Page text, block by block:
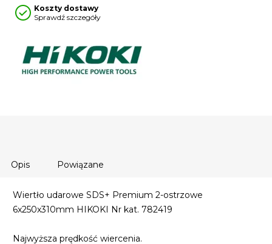
Opis Powiązane
Wiertło udarowe SDS+ Premium 2-ostrzowe
6x250x310mm HIKOKI Nr kat. 782419
Najwyższa prędkość wiercenia.
Koszty dostawy
Sprawdź szczegóły